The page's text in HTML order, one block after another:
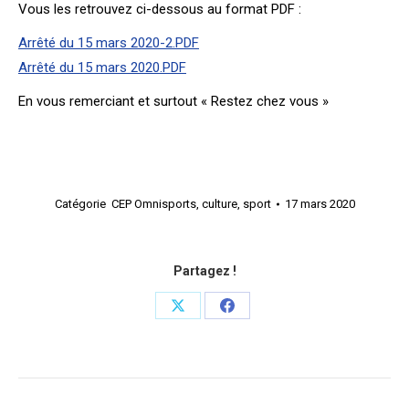
Vous les retrouvez ci-dessous au format PDF :
Arrêté du 15 mars 2020-2.PDF
Arrêté du 15 mars 2020.PDF
En vous remerciant et surtout « Restez chez vous »
Catégorie CEP Omnisports, culture, sport 17 mars 2020
Partagez !
Share
Share